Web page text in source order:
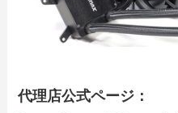
代理店公式ページ：